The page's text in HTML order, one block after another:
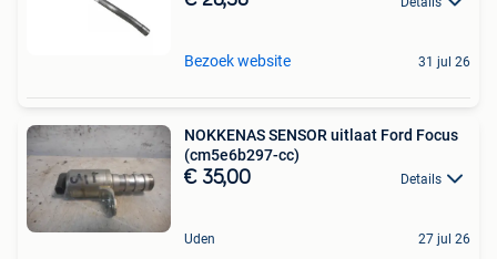
Bezoek website 31 jul 26
NOKKENAS SENSOR uitlaat Ford Focus
(cm5e6b297-cc)
€ 35,00 Details
Uden 27 jul 26